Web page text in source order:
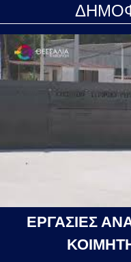
ΕΡΓΑΣΙΕΣ